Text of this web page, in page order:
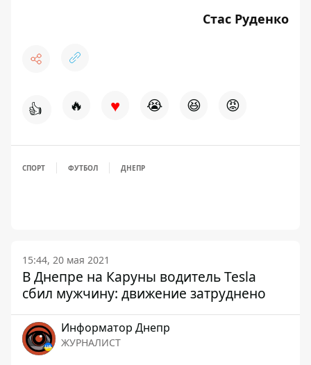
Стас Руденко
👍 🔥 ♥ 😭 😆 😡
СПОРТ ФУТБОЛ ДНЕПР
15:44, 20 мая 2021
В Днепре на Каруны водитель Tesla
сбил мужчину: движение затруднено
Информатор Днепр
ЖУРНАЛИСТ